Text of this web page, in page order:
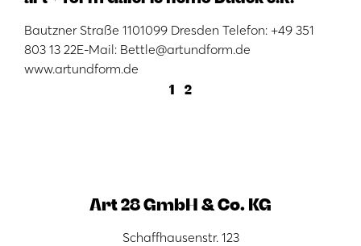
Bautzner Straße 1101099 Dresden Telefon: +49 351
803 13 22E-Mail: Bettle@artundform.de
www.artundform.de
1
2
Art 28 GmbH & Co. KG
Schaffhausenstr. 123